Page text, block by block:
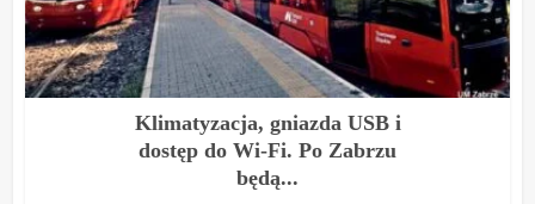
Klimatyzacja, gniazda USB i
dostęp do Wi-Fi. Po Zabrzu
będą...